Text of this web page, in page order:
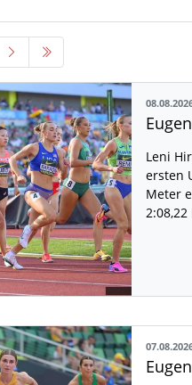
Leni
ersten
Meter